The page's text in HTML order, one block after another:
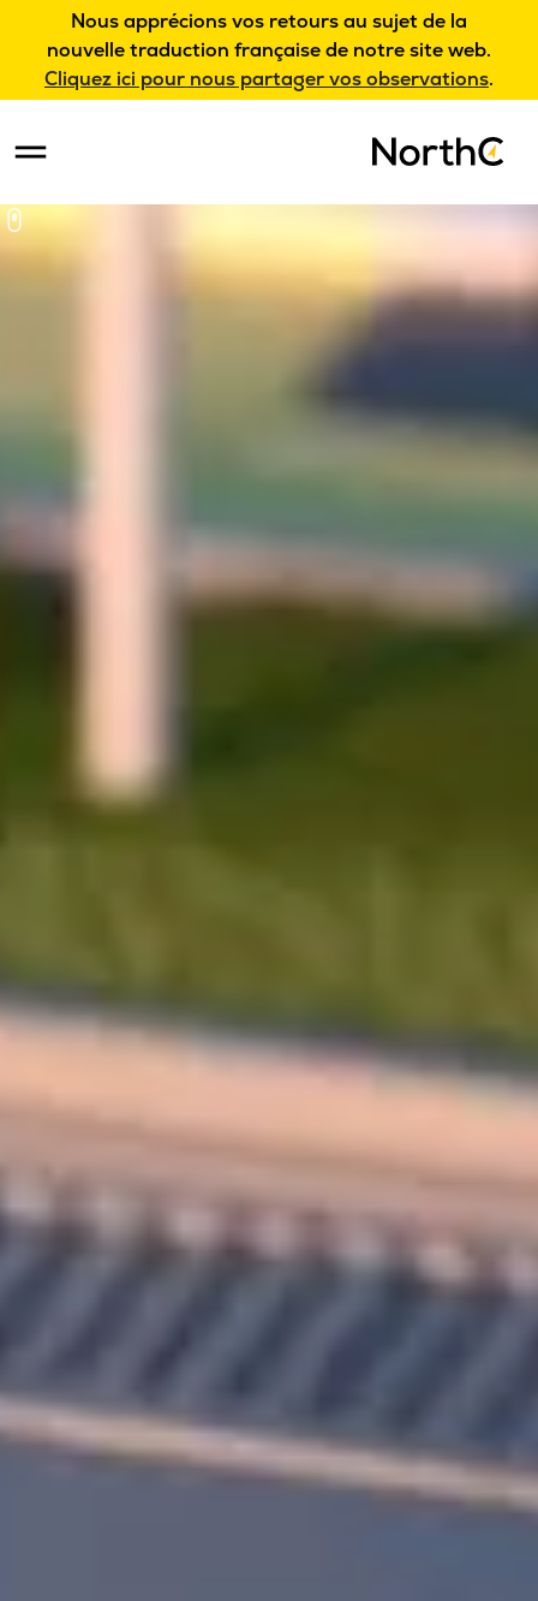
Nous apprécions vos retours au sujet de la
nouvelle traduction française de notre site web.
Cliquez ici pour nous partager vos observations.